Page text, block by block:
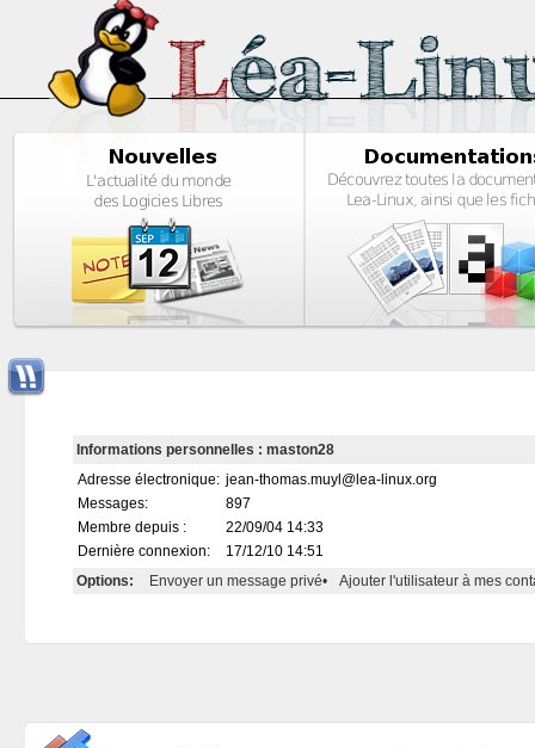
Informations personnelles : maston28
Adresse électronique: jean-thomas.muyl@lea-linux.org
Messages:
897
Membre depuis :
22/09/04 14:33
Dernière connexion:
17/12/10 14:51
Options:
Envoyer un message privé• Ajouter l'utilisateur à mes